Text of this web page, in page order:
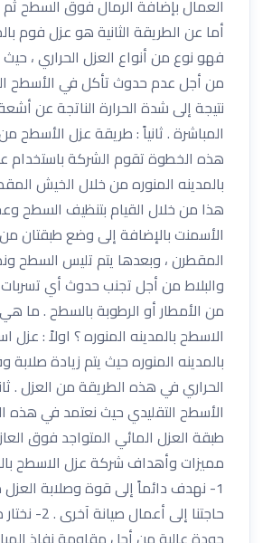
العمال بإضافة الرمال فوق السطح ثم
أما عن الطريقة الثانية هو عزل فوم
فهو نوع من أنواع العزل الحراري ،
من أجل عدم حدوث تأكل في الأسطح
نتيجة إلى شدة الحرارة الناتجة عن
المباشرة . ثانياً : طريقة عزل الأسطح
هذه الخطوة تقوم الشركة باستخدام
بالمدينه المنوره من خلال الخيش
هذا من خلال القيام بتنظيف السطح
الأسمنت بالإضافة إلى وضع طبقتان
المقطرن ، وبعدها يتم تليس السطح
والبلاط من أجل تجنب حدوث أي تسربات
من الأمطار أو الرطوبة بالسطح . ما
الاسطح بالمدينه المنوره ؟ اولاً :
بالمدينه المنوره حيث يتم زيادة
الحراري في هذه الطريقة من العزل .
الأسطح التقليدي حيث نعتمد في هذه
طبقة العزل المائي المتواجد فوق
مميزات وأهداف شركة عزل الاسطح
1- نهدف دائماً إلى قوة وصلابة
حاجتنا إلى